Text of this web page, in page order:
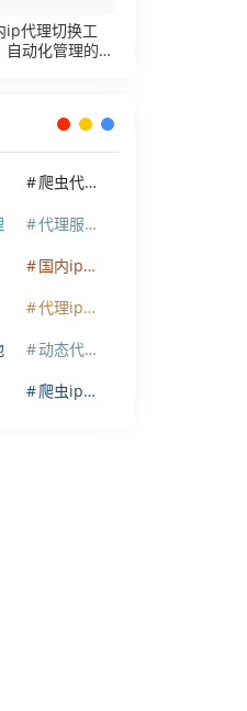
ip代理切换工
自动化管理的效
爬虫代理ip
代理服务器
国内ip代理
代理ip软件
动态代理ip
爬虫ip代理